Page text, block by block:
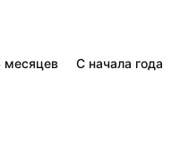
месяцев С начала года